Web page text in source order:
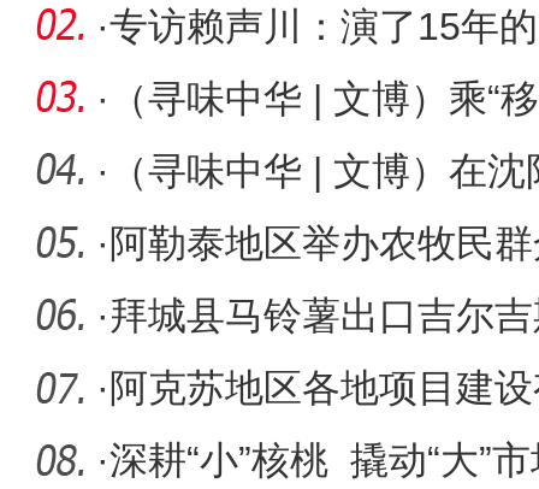
展将于
·专访赖声川：演了15年
来全新开
·
（寻味中华 | 文博）乘“
长安
·
（寻味中华 | 文博）在
暑“标配
· 阿勒泰地区举办农牧民
花开雪都
·拜城县马铃薯出口吉尔
· 阿克苏地区各地项目建
·深耕“小”核桃 撬动“大”